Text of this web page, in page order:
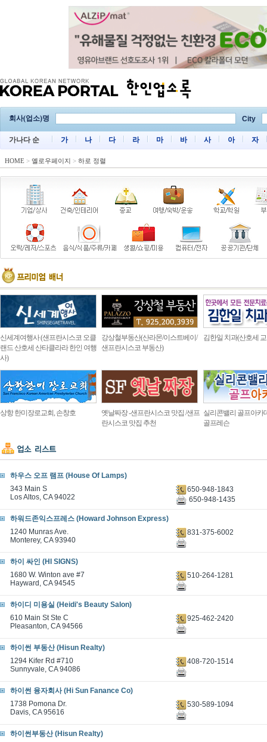
회사(업소)명 City
가나다 순 가 나 다 라 마 바 사 아 자
HOME > 옐로우페이지 > 하로 정렬
신세계여행사 (샌프란시스코 오클
랜드 산호세 산타클라라 한인 여행
사)
강상철부동산(산라몬/이스트베이/
샌프란시스코 부동산)
김한일 치과(산호세
상항 한미장로교회, 손창호
옛날짜장 -샌프란시스코 맛집 /샌프
란시스코 맛집 추천
실리콘밸리 골프아카
골프레슨
하우스 오프 램프 (House Of Lamps)
343 Main S
Los Altos, CA 94022
650-948-1843
650-948-1435
하워드존익스프레스 (Howard Johnson Express)
1240 Munras Ave.
Monterey, CA 93940
831-375-6002
하이 싸인 (HI SIGNS)
1680 W. Winton ave #7
Hayward, CA 94545
510-264-1281
하이디 미용실 (Heidi's Beauty Salon)
610 Main St Ste C
Pleasanton, CA 94566
925-462-2420
하이썬 부동산 (Hisun Realty)
1294 Kifer Rd #710
Sunnyvale, CA 94086
408-720-1514
하이썬 융자회사 (Hi Sun Fanance Co)
1738 Pomona Dr.
Davis, CA 95616
530-589-1094
하이썬부동산 (Hisun Realty)